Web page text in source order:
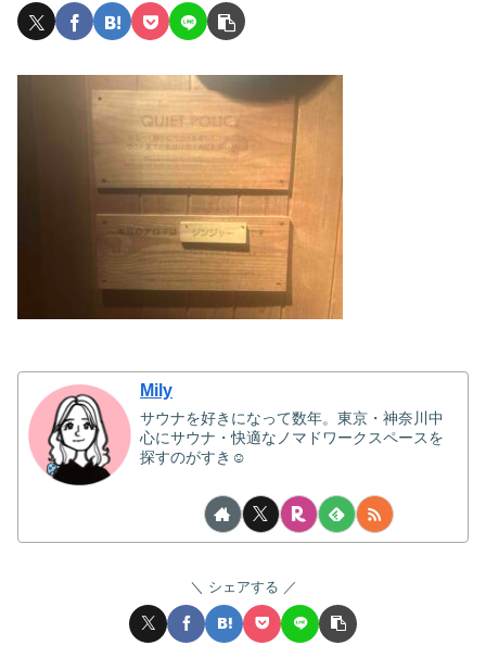
Mily
サウナを好きになって数年。東京・神奈川中
心にサウナ・快適なノマドワークスペースを
探すのがすき☺
シェアする